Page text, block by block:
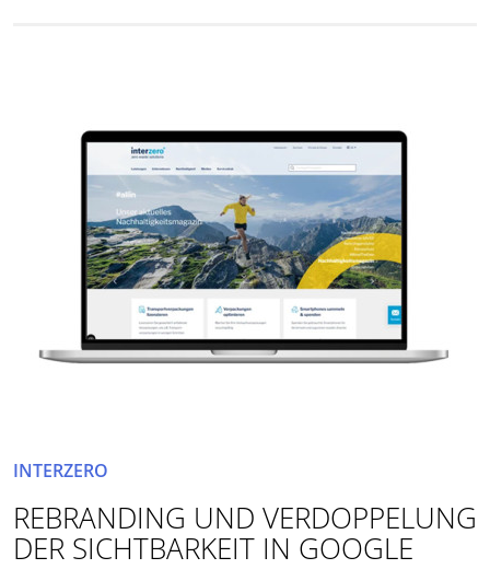
INTERZERO
REBRANDING UND VERDOPPELUNG
DER SICHTBARKEIT IN GOOGLE